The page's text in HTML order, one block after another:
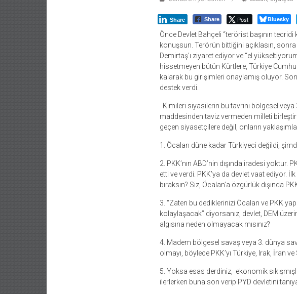
Share Share Post Bluesky
Önce Devlet Bahçeli “terörist başının tecridi
konuşsun. Terörün bittiğini açıklasın,
Demirtaş’ı ziyaret ediyor ve “el
hissetmeyen bütün Kürtlere, Türkiye
kalarak bu girişimleri onaylamış oluyor.
destek verdi.
Kimileri siyasilerin bu tavrını bölgesel veya
maddesinden taviz vermeden milleti
geçen siyasetçilere değil, onların
1. Öcalan düne kadar Türkiyeci değildi,
2. PKK’nın ABD’nin dışında iradesi yoktur.
etti ve verdi. PKK’ya da devlet vaat ediyor.
bıraksın? Siz, Öcalan’a özgürlük dışında
3. “Zaten bu dediklerinizi Öcalan ve PKK
kolaylaşacak” diyorsanız, devlet, DEM
algısına neden olmayacak mısınız?
4. Madem bölgesel savaş veya 3. dünya
olmayı, böylece PKK’yı Türkiye, Irak, İran
5. Yoksa esas derdiniz, ekonomik
ilerlerken buna son verip PYD devletini